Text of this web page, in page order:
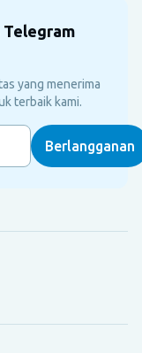
yang menerima
terbaik kami.